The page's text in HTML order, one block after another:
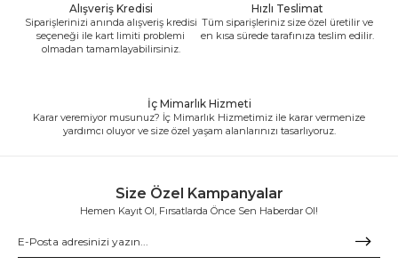
Alışveriş Kredisi
Siparişlerinizi anında alışveriş kredisi
seçeneği ile kart limiti problemi
olmadan tamamlayabilirsiniz.
Hızlı Teslimat
Tüm siparişleriniz size özel üretilir ve
en kısa sürede tarafınıza teslim edilir.
İç Mimarlık Hizmeti
Karar veremiyor musunuz? İç Mimarlık Hizmetimiz ile karar vermenize
yardımcı oluyor ve size özel yaşam alanlarınızı tasarlıyoruz.
Size Özel Kampanyalar
Hemen Kayıt Ol, Fırsatlarda Önce Sen Haberdar Ol!